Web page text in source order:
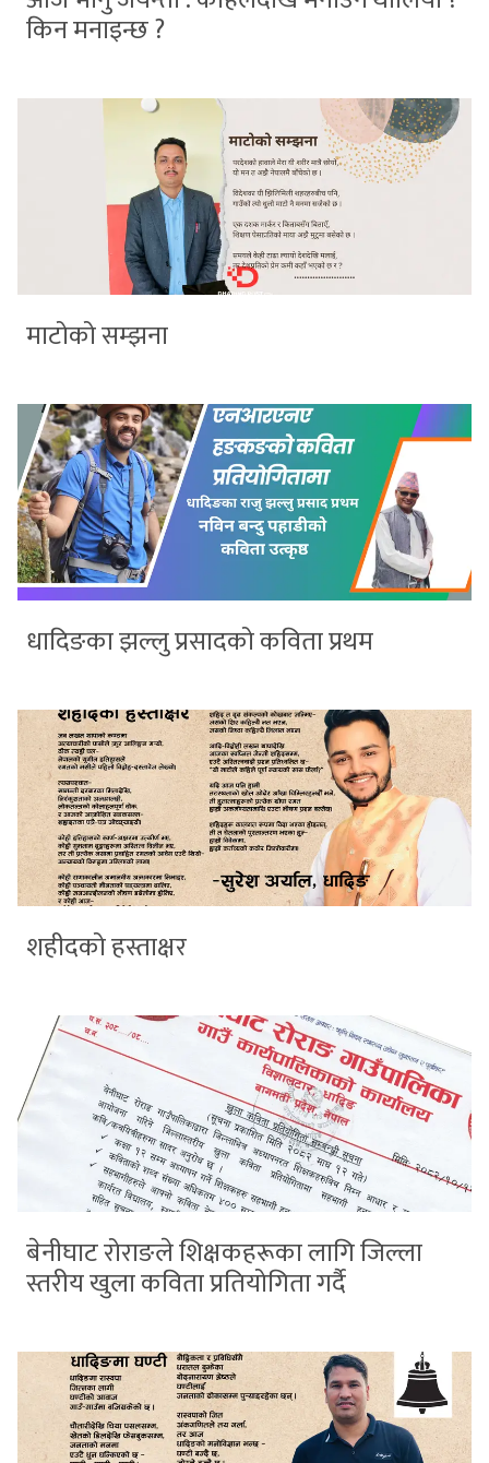
किन मनाइन्छ ?
माटोको सम्झना
धादिङका झल्लु प्रसादको कविता प्रथम
शहीदको हस्ताक्षर
बेनीघाट रोराङले शिक्षकहरूका लागि जिल्ला
स्तरीय खुला कविता प्रतियोगिता गर्दै